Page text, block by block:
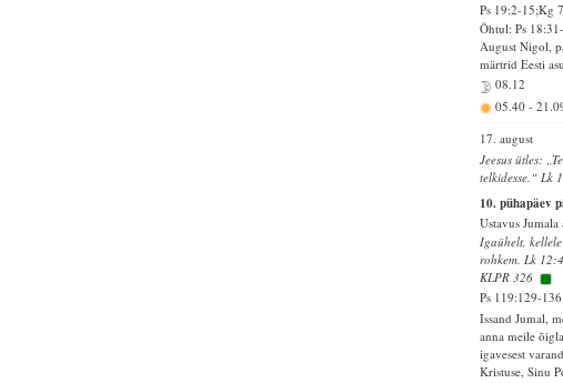
Ps 19:2-15;Kg
Õhtul: Ps
August Nigol,
märtrid Eesti
08.12
05.40-
17. august
Jeesus ütles:
telkidesse.“ Lk
10. pühapäev
Ustavus
Igaühelt,
rohkem. Lk
KLPR 326
Ps 119:129-
Issand Jumal,
anna meile
igavesest
Kristuse, Sinu